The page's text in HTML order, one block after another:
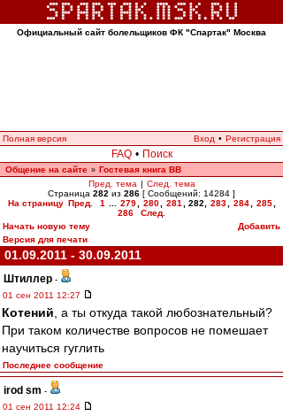
Официальный сайт болельщиков ФК "Спартак" Москва
Полная версия Вход • Регистрация
FAQ • Поиск
Общение на сайте » Гостевая книга ВВ
Пред. тема | След. тема
Страница 282 из 286 [ Сообщений: 14284 ]
На страницу Пред. 1 279 280 281 282 283 284 285
286
След.
Начать новую тему
Добавить
Версия для печати
01.09.2011 - 30.09.2011
Штиллер -
01 сен 2011 12:27
Котений , а ты откуда такой любознательный?
При таком количестве вопросов не помешает
научиться гуглить
Последнее сообщение
irod sm -
01 сен 2011 12:24